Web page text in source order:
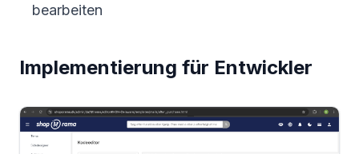
bearbeiten
Implementierung für Entwickler